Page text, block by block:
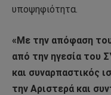
υποψηφιότητα.
«Με την απόφαση
από την ηγεσία του
και συναρπαστικός
την Αριστερά και